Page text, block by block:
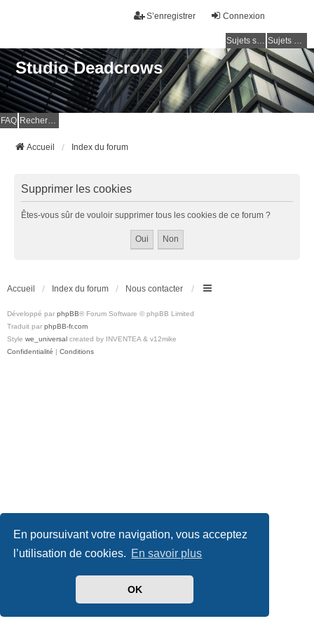
En poursuivant votre navigation, vous acceptez
l’utilisation de cookies. En savoir plus
OK
Connexion
S’enregistrer
Sujets sans réponse Sujets actifs
Studio Deadcrows
FAQ Rechercher
Accueil Index du forum
Supprimer les cookies
Êtes-vous sûr de vouloir supprimer tous les cookies de ce forum ?
Accueil Index du forum Nous contacter
Développé par phpBB® Forum Software © phpBB Limited
Traduit par phpBB-fr.com
Style we_universal created by INVENTEA & v12mike
Confidentialité | Conditions